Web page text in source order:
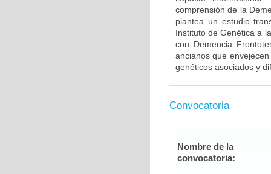
comprensión de la
plantea un estudio
Instituto de Genética a
con Demencia
ancianos que
genéticos asociados y
Convocatoria
Nombre de la
convocatoria: